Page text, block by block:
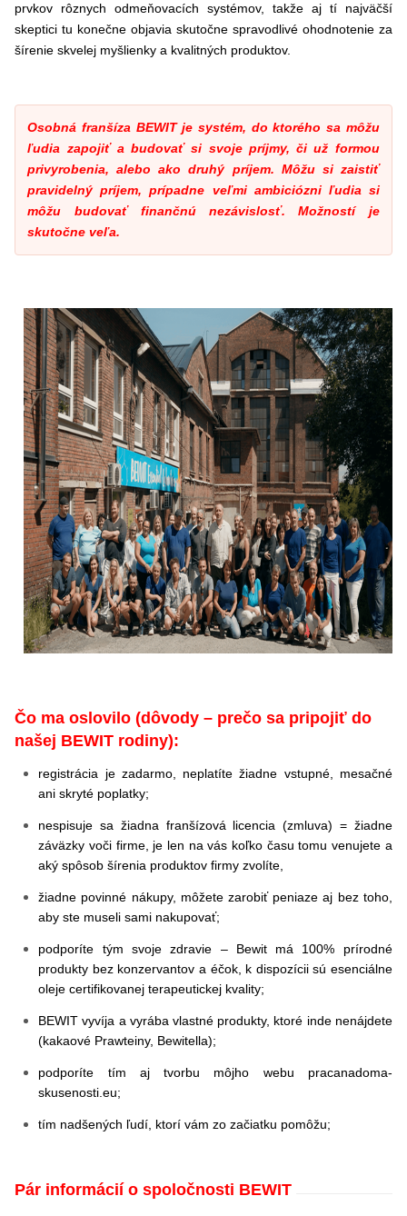
prvkov rôznych odmeňovacích systémov, takže aj tí najväčší
skeptici tu konečne objavia skutočne spravodlivé ohodnotenie za
šírenie skvelej myšlienky a kvalitných produktov.
Osobná franšíza BEWIT je systém, do ktorého sa môžu
ľudia zapojiť a budovať si svoje príjmy, či už formou
privyrobenia, alebo ako druhý príjem. Môžu si zaistiť
pravidelný príjem, prípadne veľmi ambiciózni ľudia si
môžu budovať finančnú nezávislosť. Možností je
skutočne veľa.
Čo ma oslovilo (dôvody – prečo sa pripojiť do
našej BEWIT rodiny):
registrácia je zadarmo, neplatíte žiadne vstupné, mesačné
ani skryté poplatky;
nespisuje sa žiadna franšízová licencia (zmluva) = žiadne
záväzky voči firme, je len na vás koľko času tomu venujete a
aký spôsob šírenia produktov firmy zvolíte,
žiadne povinné nákupy, môžete zarobiť peniaze aj bez toho,
aby ste museli sami nakupovať;
podporíte tým svoje zdravie – Bewit má 100% prírodné
produkty bez konzervantov a éčok, k dispozícii sú esenciálne
oleje certifikovanej terapeutickej kvality;
BEWIT vyvíja a vyrába vlastné produkty, ktoré inde nenájdete
(kakaové Prawteiny, Bewitella);
podporíte tím aj tvorbu môjho webu pracanadoma-
skusenosti.eu;
tím nadšených ľudí, ktorí vám zo začiatku pomôžu;
Pár informácií o spoločnosti BEWIT